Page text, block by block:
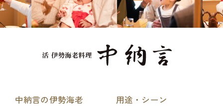
中納言の伊勢海老 用途・シーン